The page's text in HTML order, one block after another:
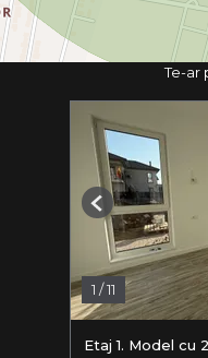
Te-ar
1 /11
Previous
Etaj 1. Model cu